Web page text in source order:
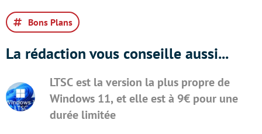
Bons Plans
La rédaction vous conseille aussi...
LTSC est la version la plus propre de
Windows 11, et elle est à 9€ pour une
durée limitée